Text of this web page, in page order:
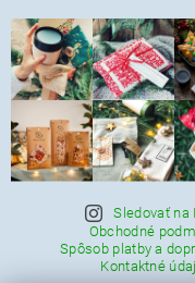
Sledovať na
Obchodné
Spôsob platby a
Kontaktné